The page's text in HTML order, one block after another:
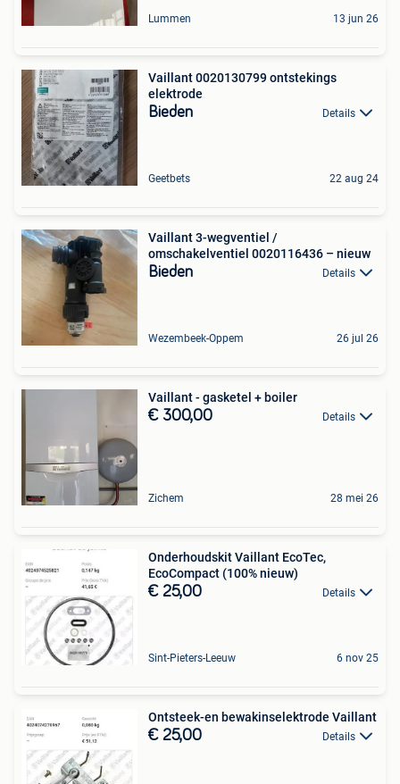
Lummen 13 jun 26
Vaillant 0020130799 ontstekings
elektrode
Bieden Details
Geetbets 22 aug 24
Vaillant 3-wegventiel /
omschakelventiel 0020116436 – nieuw
Bieden Details
Wezembeek-Oppem 26 jul 26
Vaillant - gasketel + boiler
€ 300,00 Details
Zichem 28 mei 26
Onderhoudskit Vaillant EcoTec,
EcoCompact (100% nieuw)
€ 25,00 Details
Sint-Pieters-Leeuw 6 nov 25
Ontsteek-en bewakinselektrode Vaillant
€ 25,00 Details